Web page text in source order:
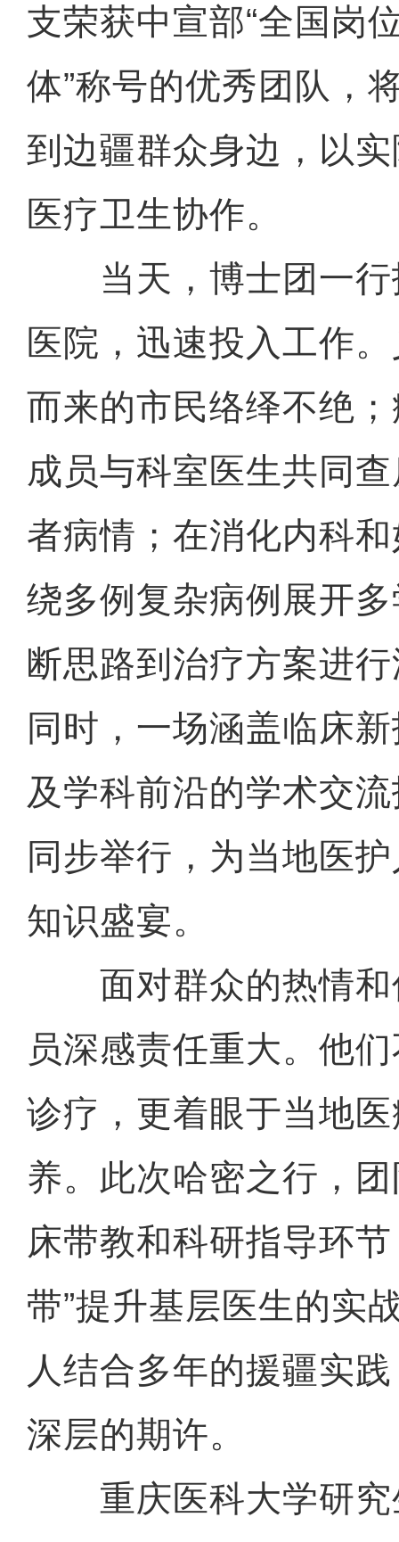
支荣获中宣部“全国岗
体”称号的优秀团队，
到边疆群众身边，以
医疗卫生协作。
当天，博士团一行
医院，迅速投入工作
而来的市民络绎不绝
成员与科室医生共同
者病情；在消化内科
绕多例复杂病例展开
断思路到治疗方案进
同时，一场涵盖临床
及学科前沿的学术交
同步举行，为当地医
知识盛宴。
面对群众的热情和
员深感责任重大。他
诊疗，更着眼于当地
养。此次哈密之行，
床带教和科研指导环
带”提升基层医生的实
人结合多年的援疆实
深层的期许。
重庆医科大学研究